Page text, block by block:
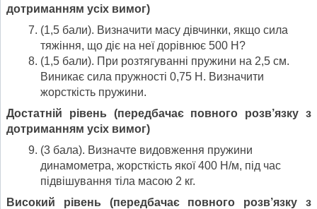
дотриманням усіх вимог)
(1,5 бали). Визначити масу дівчинки, якщо сила
тяжіння, що діє на неї дорівнює 500 Н?
(1,5 бали). При розтягуванні пружини на 2,5 см.
Виникає сила пружності 0,75 Н. Визначити
жорсткість пружини.
Достатній рівень (передбачає повного розв’язку з
дотриманням усіх вимог)
(3 бала). Визначте видовження пружини
динамометра, жорсткість якої 400 Н/м, під час
підвішування тіла масою 2 кг.
Високий рівень (передбачає повного розв’язку з